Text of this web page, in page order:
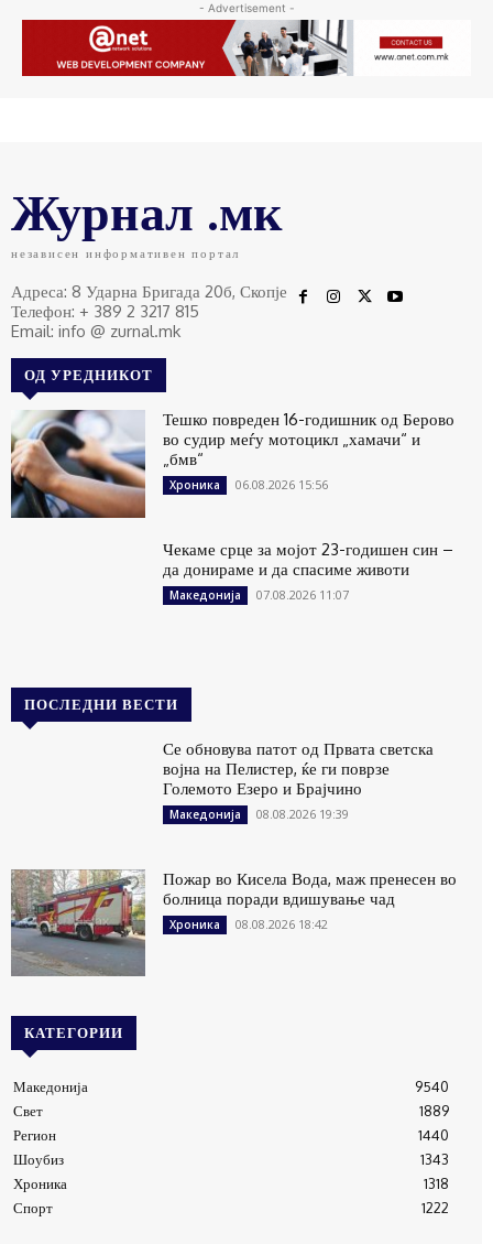
- Advertisement -
Журнал .мк
независен информативен портал
Адреса: 8 Ударна Бригада 20б, Скопје
Телефон: + 389 2 3217 815
Email: info @ zurnal.mk
ОД УРЕДНИКОТ
Тешко повреден 16-годишник од Берово
во судир меѓу мотоцикл „хамачи“ и
„бмв“
Хроника 06.08.2026 15:56
Чекаме срце за мојот 23-годишен син –
да донираме и да спасиме животи
Македонија 07.08.2026 11:07
ПОСЛЕДНИ ВЕСТИ
Се обновува патот од Првата светска
војна на Пелистер, ќе ги поврзе
Големото Езеро и Брајчино
Македонија 08.08.2026 19:39
Пожар во Кисела Вода, маж пренесен во
болница поради вдишување чад
Хроника 08.08.2026 18:42
КАТЕГОРИИ
Македонија
9540
Свет
1889
Регион
1440
Шоубиз
1343
Хроника
1318
Спорт
1222